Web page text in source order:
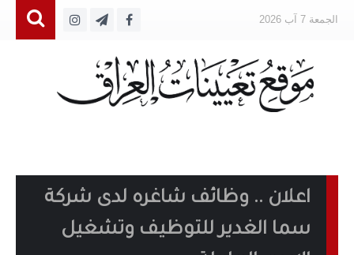
الجمعة 7 آب 2026
اعلان .. وظائف شاغره لدى شركة
سما الغدير للتوظيف وتشغيل